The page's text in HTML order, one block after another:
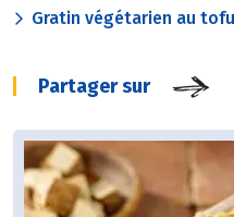
Gratin végétarien au tofu
Partager sur